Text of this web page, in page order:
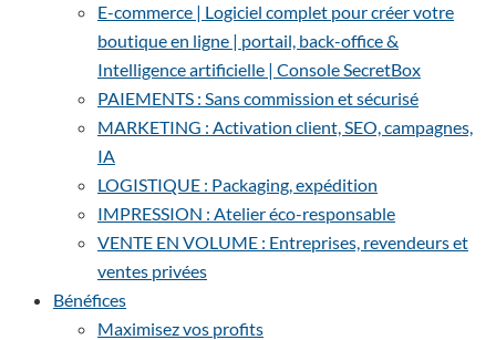
E-commerce | Logiciel complet pour créer votre
boutique en ligne | portail, back-office &
Intelligence artificielle | Console SecretBox
PAIEMENTS : Sans commission et sécurisé
MARKETING : Activation client, SEO, campagnes,
IA
LOGISTIQUE : Packaging, expédition
IMPRESSION : Atelier éco-responsable
VENTE EN VOLUME : Entreprises, revendeurs et
ventes privées
Bénéfices
Maximisez vos profits